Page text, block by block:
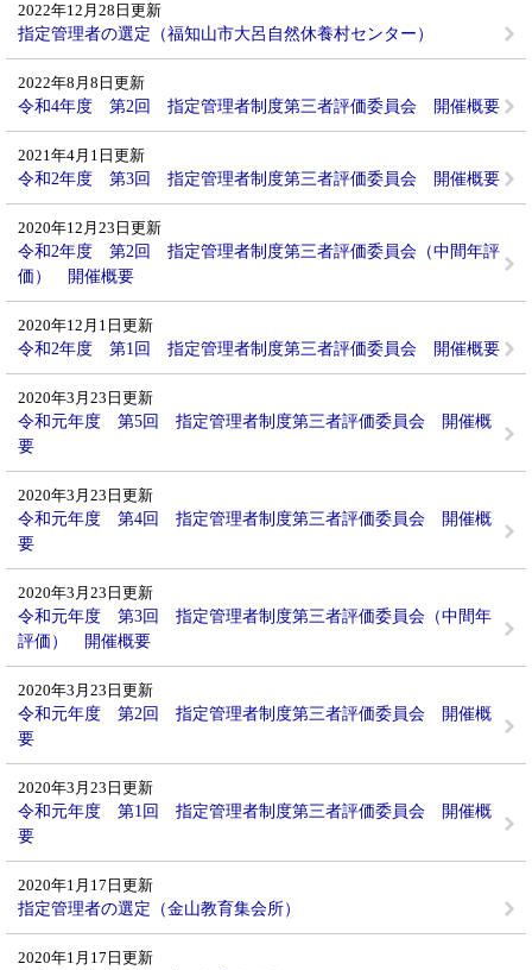
2022年12月28日更新
指定管理者の選定（福知山市大呂自然休養村センター）
2022年8月8日更新
令和4年度 第2回 指定管理者制度第三者評価委員会 開催概要
2021年4月1日更新
令和2年度 第3回 指定管理者制度第三者評価委員会 開催概要
2020年12月23日更新
令和2年度 第2回 指定管理者制度第三者評価委員会（中間年評
価） 開催概要
2020年12月1日更新
令和2年度 第1回 指定管理者制度第三者評価委員会 開催概要
2020年3月23日更新
令和元年度 第5回 指定管理者制度第三者評価委員会 開催概
要
2020年3月23日更新
令和元年度 第4回 指定管理者制度第三者評価委員会 開催概
要
2020年3月23日更新
令和元年度 第3回 指定管理者制度第三者評価委員会（中間年
評価） 開催概要
2020年3月23日更新
令和元年度 第2回 指定管理者制度第三者評価委員会 開催概
要
2020年3月23日更新
令和元年度 第1回 指定管理者制度第三者評価委員会 開催概
要
2020年1月17日更新
指定管理者の選定（金山教育集会所）
2020年1月17日更新